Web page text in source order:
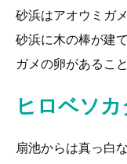
砂浜はアオウミガ
砂浜に木の棒が建
ガメの卵があるこ
ヒロベソ
扇池からは真っ白